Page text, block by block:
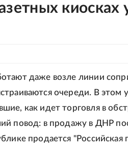
киосках
даже возле линии
очереди. В этом
как идет торговля в
повод: в продажу в ДНР
продается "Российская